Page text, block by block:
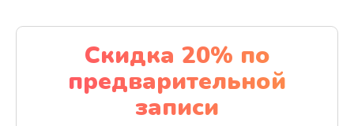
Заказать
Установка драйверов
1000 руб.
Заказать
Скидка 20% по
предварительной
записи